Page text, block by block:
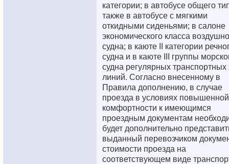
категории; в автобусе общего
также в автобусе с мягкими
откидными сиденьями; в салоне
экономического класса
судна; в каюте II категории
судна и в каюте III группы
судна регулярных транспортных
линий. Согласно внесенному в
Правила дополнению, в случае
проезда в условиях повышенной
комфортности к имеющимся
проездным документам
будет дополнительно
выданный перевозчиком
стоимости проезда на
соответствующем виде